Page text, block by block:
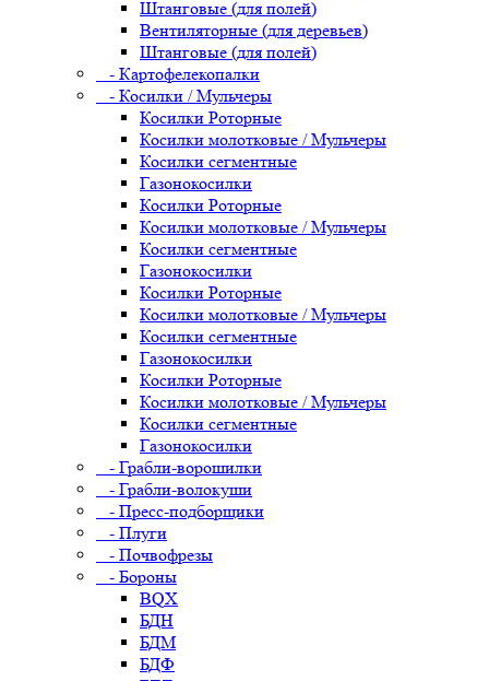
Штанговые (для полей)
Вентиляторные (для деревьев)
Штанговые (для полей)
- Картофелекопалки
- Косилки / Мульчеры
Косилки Роторные
Косилки молотковые / Мульчеры
Косилки сегментные
Газонокосилки
Косилки Роторные
Косилки молотковые / Мульчеры
Косилки сегментные
Газонокосилки
Косилки Роторные
Косилки молотковые / Мульчеры
Косилки сегментные
Газонокосилки
Косилки Роторные
Косилки молотковые / Мульчеры
Косилки сегментные
Газонокосилки
- Грабли-ворошилки
- Грабли-волокуши
- Пресс-подборщики
- Плуги
- Почвофрезы
- Бороны
BQX
БДН
БДМ
БДФ